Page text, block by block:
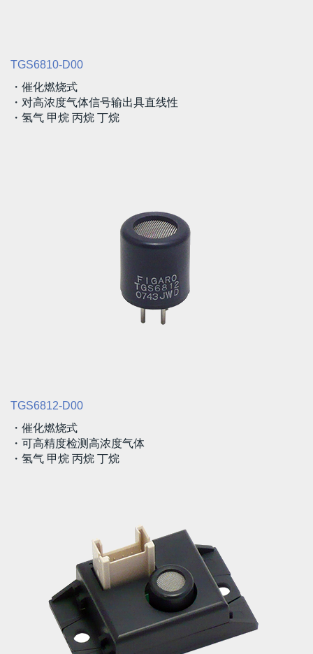
TGS6810-D00
・催化燃烧式
・对高浓度气体信号输出具直线性
・氢气 甲烷 丙烷 丁烷
TGS6812-D00
・催化燃烧式
・可高精度检测高浓度气体
・氢气 甲烷 丙烷 丁烷